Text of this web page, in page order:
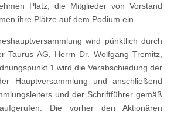
Platz, die Mitglieder von Vorstand
ihre Plätze auf dem Podium ein.
wird pünktlich durch
Taurus AG, Herrn Dr. Wolfgang Tremitz,
1 wird die Verabschiedung der
Hauptversammlung und anschließend
und der Schriftführer gemäß
Die vorher den Aktionären